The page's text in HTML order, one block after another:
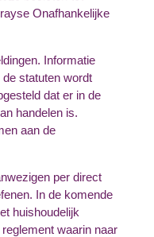
Onafhankelijke
Informatie
statuten wordt
dat er in de
handelen is.
aan de
per direct
In de komende
huishoudelijk
waarin naar